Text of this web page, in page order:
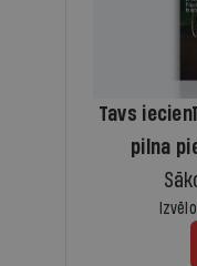
Tavs
pilna